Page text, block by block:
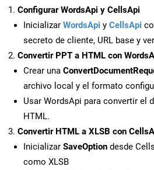
Configurar WordsApi y CellsApi
Inicializar WordsApi y CellsApi
secreto de cliente, URL base y
Convertir PPT a HTML con
Crear una
archivo local y el formato
Usar WordsApi para convertir el
HTML.
Convertir HTML a XLSB con
Inicializar SaveOption desde
como XLSB